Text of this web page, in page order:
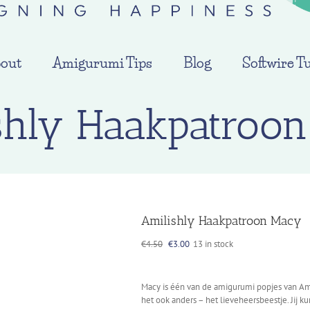
Amigurumi Tips Blog Softwire
Amilishly Haakpatroon Macy
€4.50 Original
€4.50.
€3.00Current
€3.00.
13 in stock
Macy is één van de amigurumi popjes van
het ook anders – het lieveheersbeestje. Jij